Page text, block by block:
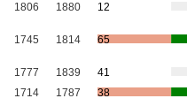
1806 1880 12
1745 1814 65
1777 1839
41
1714 1787
38